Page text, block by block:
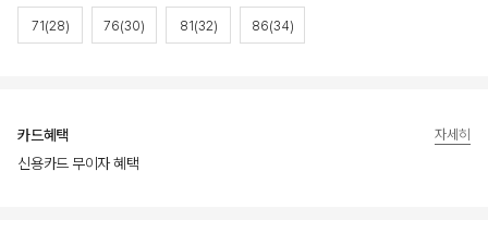
71(28) 76(30) 81(32) 86(34)
카드혜택
신용카드 무이자 혜택
자세히